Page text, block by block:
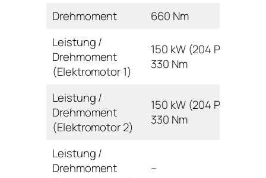
Drehmoment
660 Nm
Leistung /
Drehmoment
(Elektromotor 1)
150 kW (204 PS) /
330 Nm
Leistung /
Drehmoment
(Elektromotor 2)
150 kW (204 PS) /
330 Nm
Leistung /
Drehmoment
–